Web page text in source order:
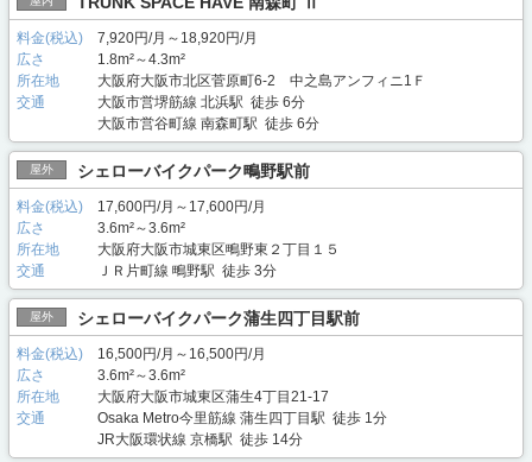
料金(税込)
7,920円/月～18,920円/月
広さ
1.8m²～4.3m²
所在地
大阪府大阪市北区菅原町6-2 中之島アンフィニ1Ｆ
交通
大阪市営堺筋線 北浜駅 徒歩 6分
大阪市営谷町線 南森町駅 徒歩 6分
屋外 シェローバイクパーク鴫野駅前
料金(税込)
17,600円/月～17,600円/月
広さ
3.6m²～3.6m²
所在地
大阪府大阪市城東区鴫野東２丁目１５
交通
ＪＲ片町線 鴫野駅 徒歩 3分
屋外 シェローバイクパーク蒲生四丁目駅前
料金(税込)
16,500円/月～16,500円/月
広さ
3.6m²～3.6m²
所在地
大阪府大阪市城東区蒲生4丁目21-17
交通
Osaka Metro今里筋線 蒲生四丁目駅 徒歩 1分
JR大阪環状線 京橋駅 徒歩 14分